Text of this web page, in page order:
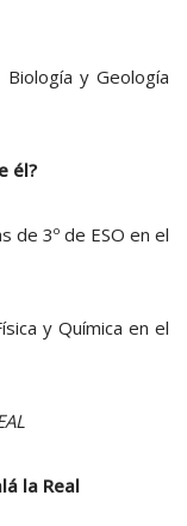
y Geología
él?
de 3º de ESO en el
y Química en el
la Real